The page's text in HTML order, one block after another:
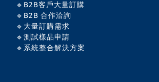
🔹B2B客戶大量訂購
🔹B2B 合作洽詢
🔹大量訂購需求
🔹測試樣品申請
🔹系統整合解決方案